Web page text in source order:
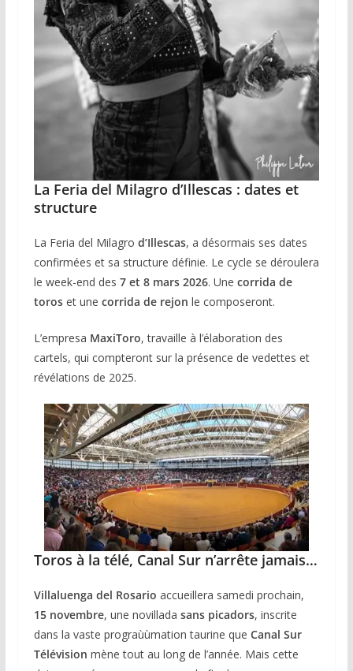
La Feria del Milagro d’Illescas : dates et
structure
La Feria del Milagro d’Illescas, a désormais ses dates
confirmées et sa structure définie. Le cycle se déroulera
le week-end des 7 et 8 mars 2026. Une corrida de
toroset une corrida de rejon le composeront.
L’empresa MaxiToro, travaille à l’élaboration des
cartels, qui compteront sur la présence de vedettes et
révélations de 2025.
Toros à la télé, Canal Sur n’arrête jamais…
Villaluenga del Rosario accueillera samedi prochain,
15 novembre, une novillada sans picadors, inscrite
dans la vaste prograùùmation taurine que Canal Sur
Télévision mène tout au long de l’année. Mais cette